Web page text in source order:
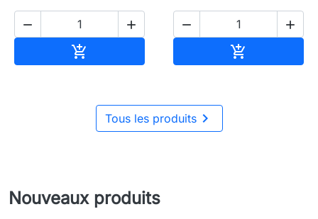
 

 

Tous les produits
Nouveaux produits